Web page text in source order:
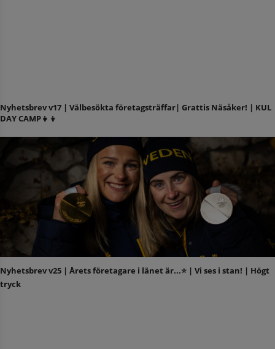
Nyhetsbrev v17 | Välbesökta företagsträffar| Grattis Näsåker! | KUL
DAY CAMP👧👦
Nyhetsbrev v25 | Årets företagare i länet är...⭐️ | Vi ses i stan! | Högt
tryck